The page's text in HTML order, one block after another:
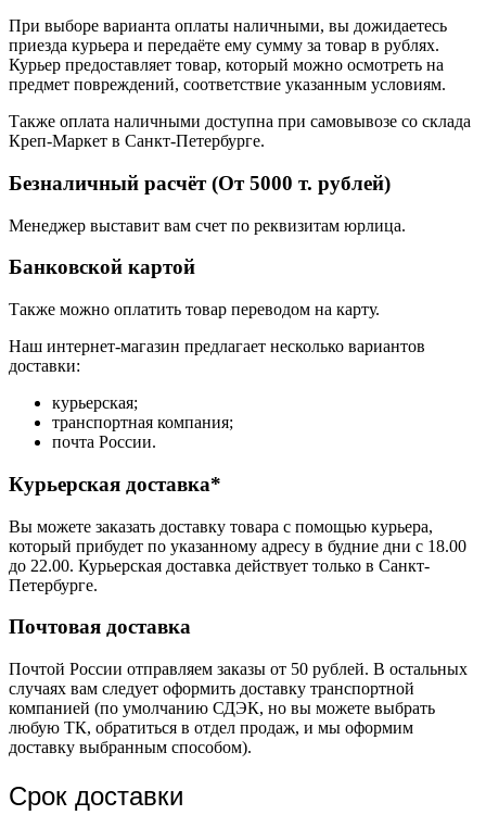
При выборе варианта оплаты наличными, вы дожидаетесь
приезда курьера и передаёте ему сумму за товар в рублях.
Курьер предоставляет товар, который можно осмотреть на
предмет повреждений, соответствие указанным условиям.
Также оплата наличными доступна при самовывозе со склада
Креп-Маркет в Санкт-Петербурге.
Безналичный расчёт (От 5000 т. рублей)
Менеджер выставит вам счет по реквизитам юрлица.
Банковской картой
Также можно оплатить товар переводом на карту.
Наш интернет-магазин предлагает несколько вариантов
доставки:
курьерская;
транспортная компания;
почта России.
Курьерская доставка*
Вы можете заказать доставку товара с помощью курьера,
который прибудет по указанному адресу в будние дни с 18.00
до 22.00. Курьерская доставка действует только в Санкт-
Петербурге.
Почтовая доставка
Почтой России отправляем заказы от 50 рублей. В остальных
случаях вам следует оформить доставку транспортной
компанией (по умолчанию СДЭК, но вы можете выбрать
любую ТК, обратиться в отдел продаж, и мы оформим
доставку выбранным способом).
Срок доставки